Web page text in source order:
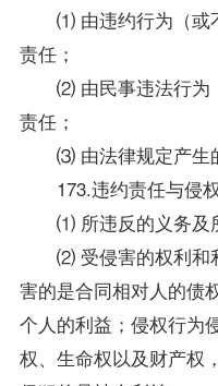
⑴ 由违约行为（或
责任；
⑵ 由民事违法行为
责任；
⑶ 由法律规定产生的
173.违约责任与侵权
⑴ 所违反的义务及
⑵ 受侵害的权利和
害的是合同相对人的债
个人的利益；侵权行为
权、生命权以及财产权